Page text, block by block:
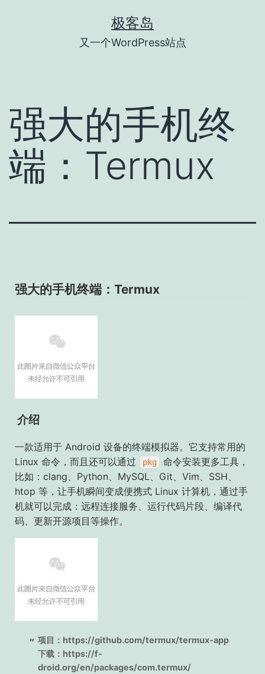
极客岛
又一个WordPress站点
强大的手机终
端：Termux
强大的手机终端：Termux
介绍
一款适用于 Android 设备的终端模拟器。它支持常用的
Linux 命令，而且还可以通过
pkg
命令安装更多工具，
比如：clang、Python、MySQL、Git、Vim、SSH、
htop 等，让手机瞬间变成便携式 Linux 计算机，通过手
机就可以完成：远程连接服务、运行代码片段、编译代
码、更新开源项目等操作。
项目：https://github.com/termux/termux-app
下载：https://f-
droid.org/en/packages/com.termux/